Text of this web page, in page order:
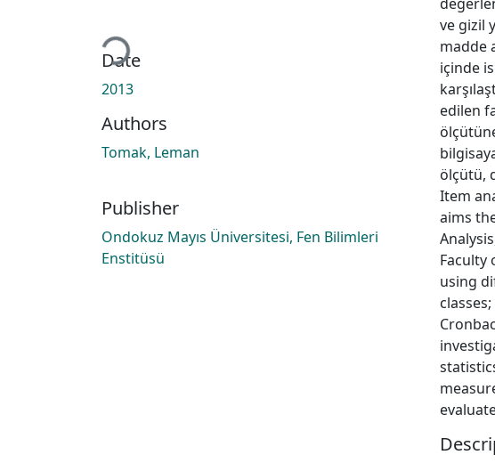
Loading...
Date
2013
Authors
Tomak, Leman
Publisher
Ondokuz Mayıs Üniversitesi, Fen Bilimleri
Enstitüsü
ve gizil
madde
içinde
edilen
ölçütü,
Item
aims
Faculty
using